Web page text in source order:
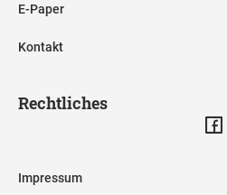
E-Paper
Kontakt
Rechtliches
Impressum